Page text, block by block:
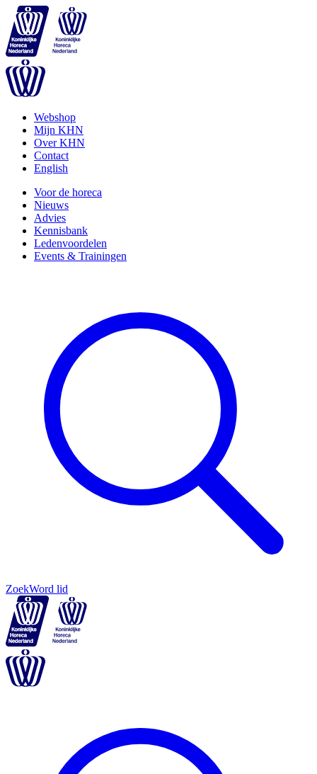
Webshop
Mijn KHN
Over KHN
Contact
English
Voor de horeca
Nieuws
Advies
Kennisbank
Ledenvoordelen
Events & Trainingen
ZoekWord lid